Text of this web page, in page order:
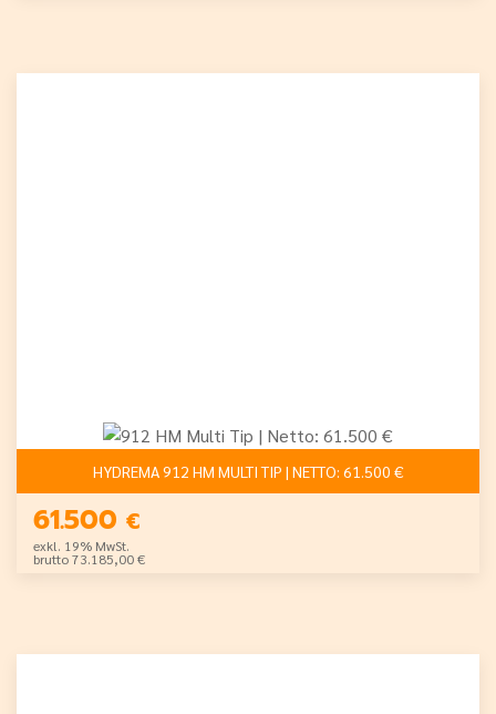
HYDREMA 912 HM MULTI TIP | NETTO: 61.500 €
61.500 €
exkl. 19% MwSt.
brutto 73.185,00 €